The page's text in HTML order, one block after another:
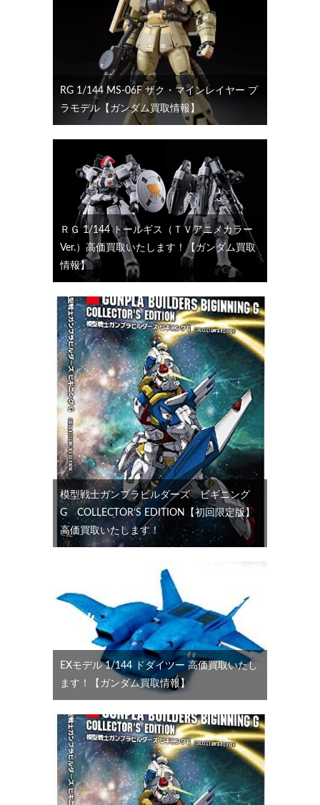
RG 1/144 MS-06F ザク・マインレイヤー プ
ラモデル【ガンダム買取情報】
ＲＧ 1/144 トールギス（ＴＶアニメカラー
Ver.）高価買取いたします！【ガンダム買取
情報】
模型戦士ガンプラビルダーズ ビギニング
G COLLECTOR’S EDITION【初回限定版】
高価買取いたします！
EXモデル 1/144 ドダイツー 高価買取いたし
ます！【ガンダム買取情報】